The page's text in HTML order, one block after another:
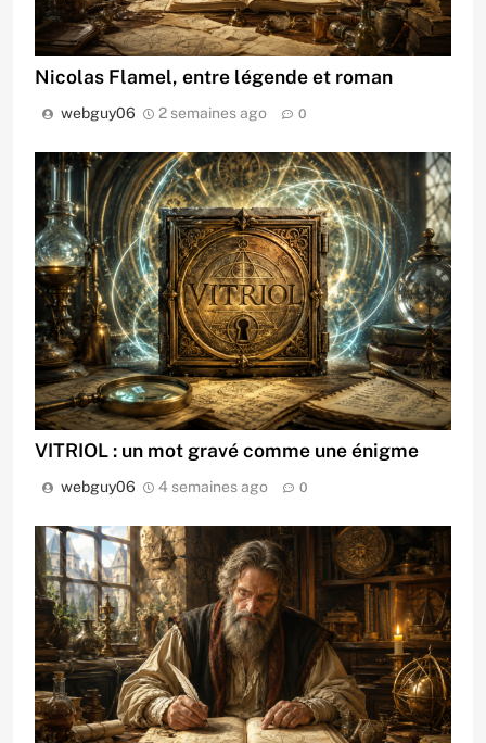
Nicolas Flamel, entre légende et roman
webguy06 2 semaines ago 0
VITRIOL : un mot gravé comme une énigme
webguy06 4 semaines ago 0